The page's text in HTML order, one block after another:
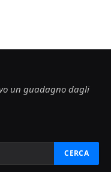
un guadagno dagli